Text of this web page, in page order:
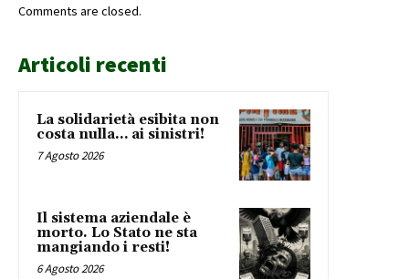
Comments are closed.
Articoli recenti
La solidarietà esibita non
costa nulla… ai sinistri!
7 Agosto 2026
Il sistema aziendale è
morto. Lo Stato ne sta
mangiando i resti!
6 Agosto 2026